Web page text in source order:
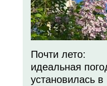
Почти лето:
идеальная
установилась в